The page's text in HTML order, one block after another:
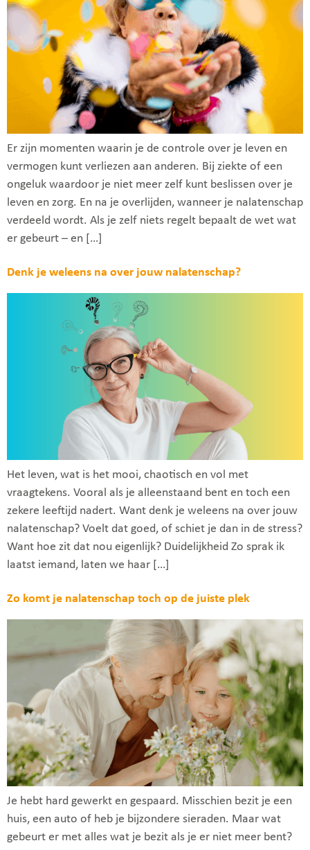
Er zijn momenten waarin je de controle over je leven en
vermogen kunt verliezen aan anderen. Bij ziekte of een
ongeluk waardoor je niet meer zelf kunt beslissen over je
leven en zorg. En na je overlijden, wanneer je nalatenschap
verdeeld wordt. Als je zelf niets regelt bepaalt de wet wat
er gebeurt – en […]
Denk je weleens na over jouw nalatenschap?
Het leven, wat is het mooi, chaotisch en vol met
vraagtekens. Vooral als je alleenstaand bent en toch een
zekere leeftijd nadert. Want denk je weleens na over jouw
nalatenschap? Voelt dat goed, of schiet je dan in de stress?
Want hoe zit dat nou eigenlijk? Duidelijkheid Zo sprak ik
laatst iemand, laten we haar […]
Zo komt je nalatenschap toch op de juiste plek
Je hebt hard gewerkt en gespaard. Misschien bezit je een
huis, een auto of heb je bijzondere sieraden. Maar wat
gebeurt er met alles wat je bezit als je er niet meer bent?